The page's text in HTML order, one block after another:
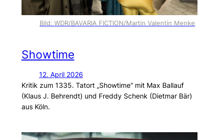
Bild: WDR/BAVARIA FICTION/Martin Valentin Menke
Showtime
12. April 2026
Kritik zum 1335. Tatort „Showtime“ mit Max Ballauf
(Klaus J. Behrendt) und Freddy Schenk (Dietmar Bär)
aus Köln.